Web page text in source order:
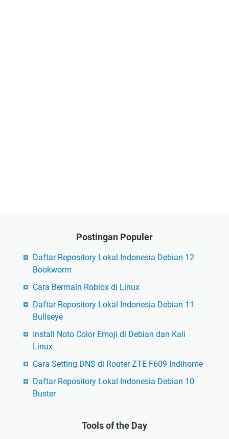
Postingan Populer
Daftar Repository Lokal Indonesia Debian 12
Bookworm
Cara Bermain Roblox di Linux
Daftar Repository Lokal Indonesia Debian 11
Bullseye
Install Noto Color Emoji di Debian dan Kali
Linux
Cara Setting DNS di Router ZTE F609 Indihome
Daftar Repository Lokal Indonesia Debian 10
Buster
Tools of the Day